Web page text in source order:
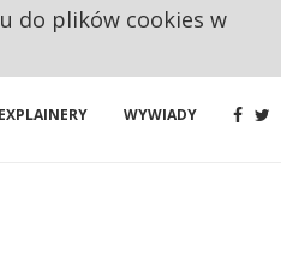
EXPLAINERY WYWIADY
do plików cookies w